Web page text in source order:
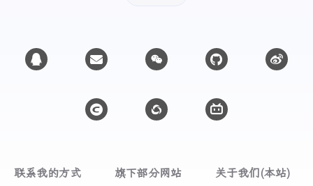
联系我的方式 旗下部分网站 关于我们(本站)